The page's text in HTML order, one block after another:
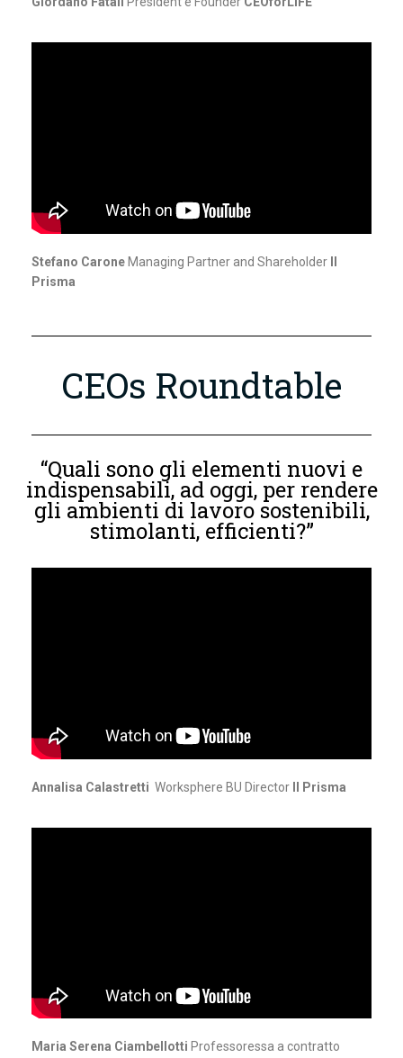
Stefano Carone Managing Partner and Shareholder
Prisma
CEOs Roundtable
“Quali sono gli elementi nuovi e
indispensabili, ad oggi, per rendere
gli ambienti di lavoro sostenibili,
stimolanti, efficienti?”
Annalisa Calastretti Worksphere BU Director Il Prisma
Maria Serena Ciambellotti Professoressa a contratto